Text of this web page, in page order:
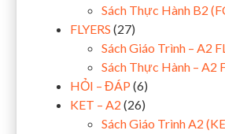
Sách Thực Hành B2
FLYERS (27)
Sách Giáo Trình – A2
Sách Thực Hành – A2
HỎI – ĐÁP (6)
KET – A2 (26)
Sách Giáo Trình A2